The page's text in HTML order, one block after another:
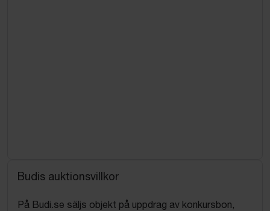
Budis auktionsvillkor
På Budi.se säljs objekt på uppdrag av konkursbon,